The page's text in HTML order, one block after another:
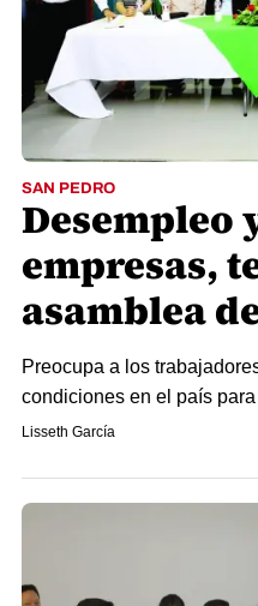
SAN PEDRO
Desempleo
empresas,
asamblea
Preocupa a los
condiciones en el país
Lisseth García